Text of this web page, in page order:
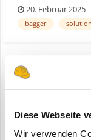
Diese Webseite
Wir verwenden
exklusive,
bedeutenden
20. Februar 2025
bagger
ein Thema